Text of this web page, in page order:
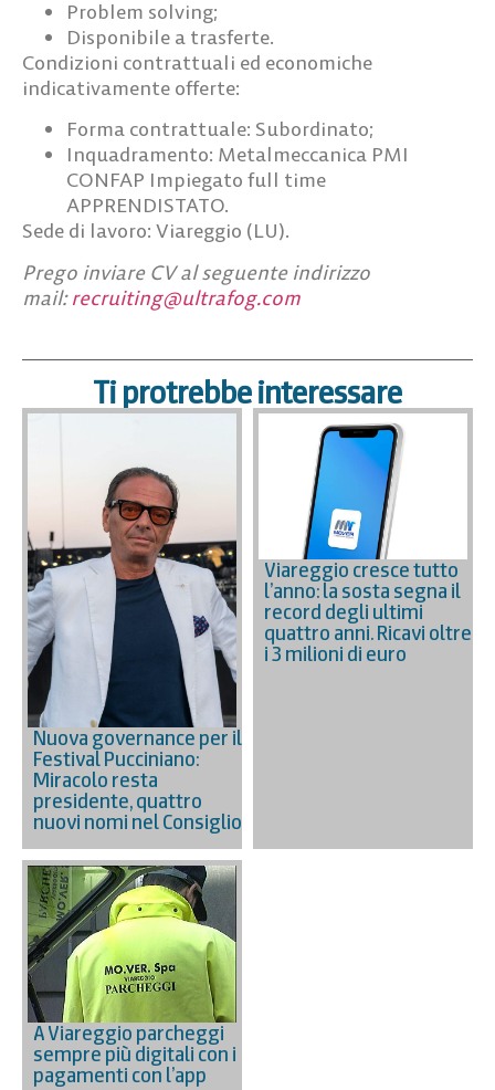
Problem solving;
Disponibile a trasferte.
Condizioni contrattuali ed economiche
indicativamente offerte:
Forma contrattuale: Subordinato;
Inquadramento: Metalmeccanica PMI
CONFAP Impiegato full time
APPRENDISTATO.
Sede di lavoro: Viareggio (LU).
Prego inviare CV al seguente indirizzo
mail:recruiting@ultrafog.com
Ti protrebbe interessare
Nuova governance per il
Festival Pucciniano:
Miracolo resta
presidente, quattro
nuovi nomi nel Consiglio
Viareggio cresce tutto
l’anno: la sosta segna il
record degli ultimi
quattro anni. Ricavi oltre
i 3 milioni di euro
A Viareggio parcheggi
sempre più digitali con i
pagamenti con l’app